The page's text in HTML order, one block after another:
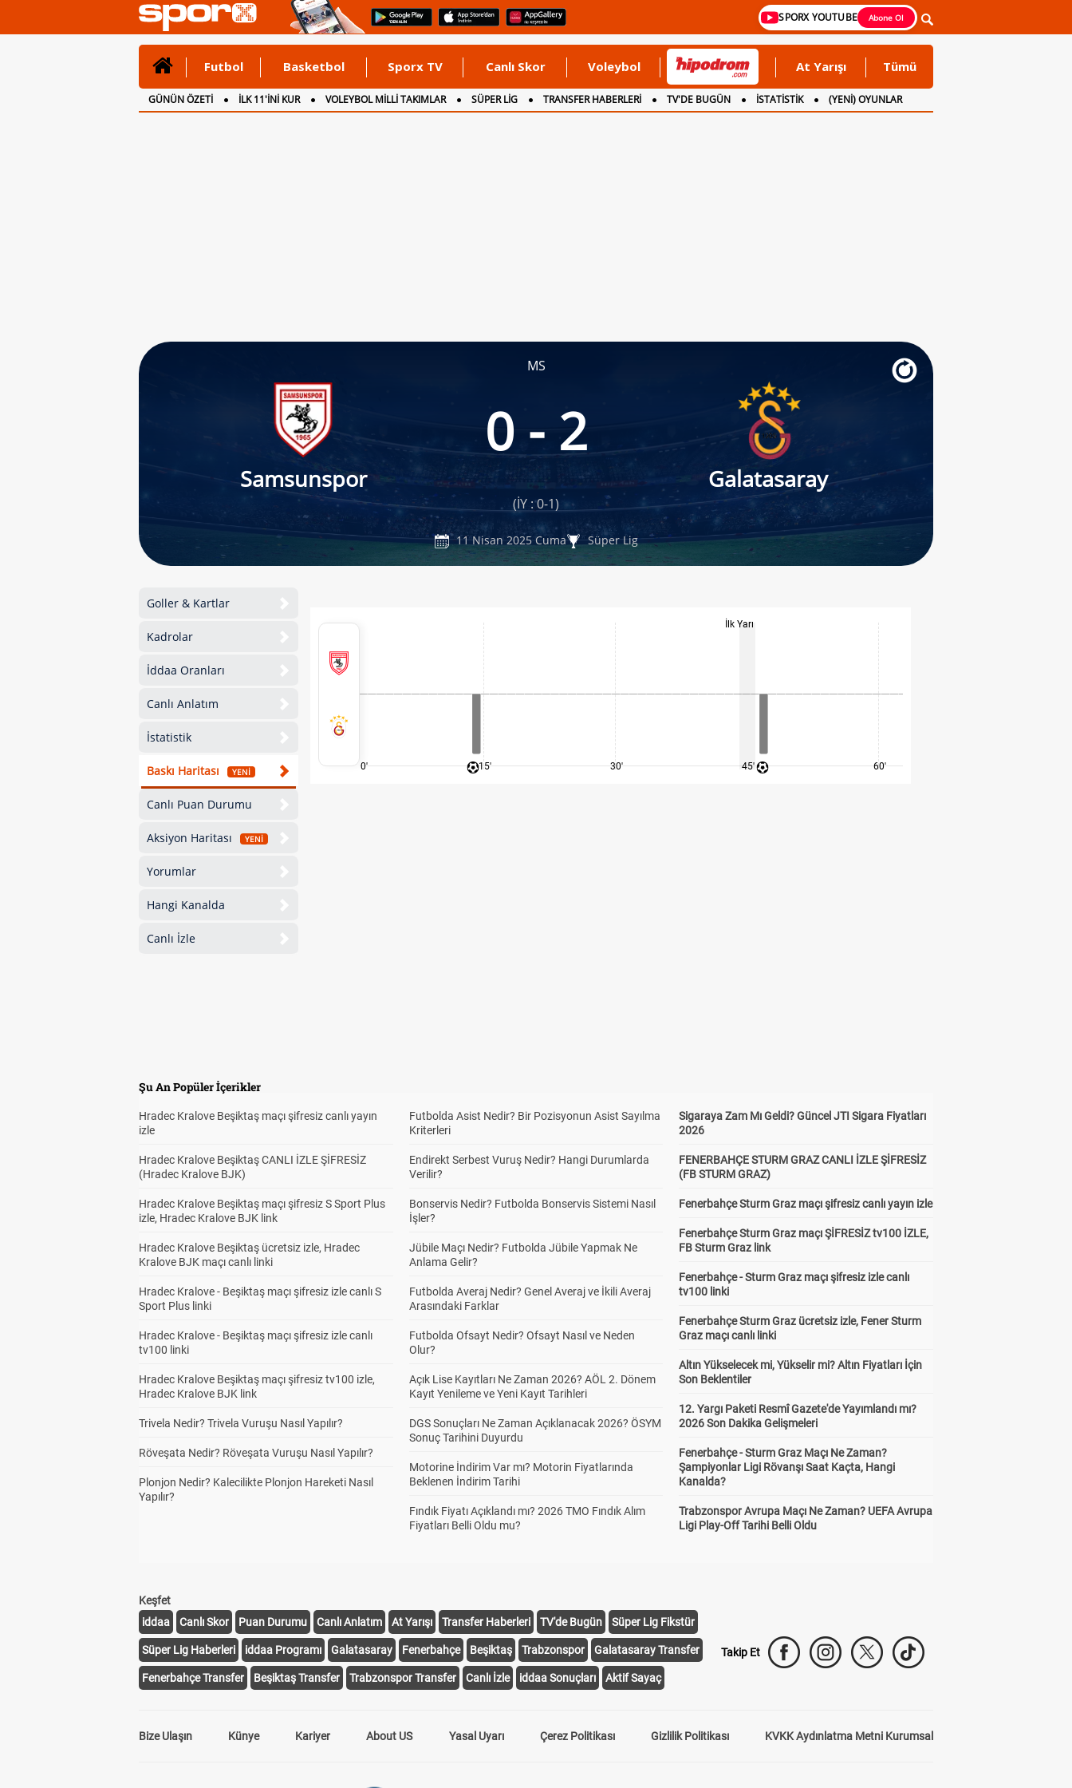
SPORX YOUTUBE Abone Ol
Futbol Basketbol Sporx TV Canlı Skor Voleybol At Yarışı Tümü
GÜNÜN ÖZETİ İLK 11'İNİ KUR VOLEYBOL MİLLİ TAKIMLAR SÜPER LİG TRANSFER HABERLERİ TV'DE BUGÜN İSTATİSTİK
(YENİ) OYUNLAR
CANLI ANLATIM
İNGİLTERE
MS
Samsunspor
0 - 2
Galatasaray
(İY : 0-1)
11 Nisan 2025 Cuma Süper Lig
Goller & Kartlar
Kadrolar
İddaa Oranları
Canlı Anlatım
İstatistik
Baskı Haritası YENİ
Canlı Puan Durumu
Aksiyon Haritası YENİ
Yorumlar
Hangi Kanalda
Canlı İzle
0' 15' 30'
İlk Yarı
45' 60'
Şu An Popüler İçerikler
Hradec Kralove Beşiktaş maçı şifresiz canlı yayın
izle
Hradec Kralove Beşiktaş CANLI İZLE ŞİFRESİZ
(Hradec Kralove BJK)
Hradec Kralove Beşiktaş maçı şifresiz S Sport Plus
izle, Hradec Kralove BJK link
Hradec Kralove Beşiktaş ücretsiz izle, Hradec
Kralove BJK maçı canlı linki
Hradec Kralove - Beşiktaş maçı şifresiz izle canlı S
Sport Plus linki
Hradec Kralove - Beşiktaş maçı şifresiz izle canlı
tv100 linki
Hradec Kralove Beşiktaş maçı şifresiz tv100 izle,
Hradec Kralove BJK link
Trivela Nedir? Trivela Vuruşu Nasıl Yapılır?
Röveşata Nedir? Röveşata Vuruşu Nasıl Yapılır?
Plonjon Nedir? Kalecilikte Plonjon Hareketi Nasıl
Yapılır?
Futbolda Asist Nedir? Bir Pozisyonun Asist Sayılma
Kriterleri
Endirekt Serbest Vuruş Nedir? Hangi Durumlarda
Verilir?
Bonservis Nedir? Futbolda Bonservis Sistemi Nasıl
İşler?
Jübile Maçı Nedir? Futbolda Jübile Yapmak Ne
Anlama Gelir?
Futbolda Averaj Nedir? Genel Averaj ve İkili Averaj
Arasındaki Farklar
Futbolda Ofsayt Nedir? Ofsayt Nasıl ve Neden
Olur?
Açık Lise Kayıtları Ne Zaman 2026? AÖL 2. Dönem
Kayıt Yenileme ve Yeni Kayıt Tarihleri
DGS Sonuçları Ne Zaman Açıklanacak 2026? ÖSYM
Sonuç Tarihini Duyurdu
Motorine İndirim Var mı? Motorin Fiyatlarında
Beklenen İndirim Tarihi
Fındık Fiyatı Açıklandı mı? 2026 TMO Fındık Alım
Fiyatları Belli Oldu mu?
Sigaraya Zam Mı Geldi? Güncel JTI Sigara Fiyatları
2026
FENERBAHÇE STURM GRAZ CANLI İZLE ŞİFRESİZ
(FB STURM GRAZ)
Fenerbahçe Sturm Graz maçı şifresiz canlı yayın izle
Fenerbahçe Sturm Graz maçı ŞİFRESİZ tv100 İZLE,
FB Sturm Graz link
Fenerbahçe - Sturm Graz maçı şifresiz izle canlı
tv100 linki
Fenerbahçe Sturm Graz ücretsiz izle, Fener Sturm
Graz maçı canlı linki
Altın Yükselecek mi, Yükselir mi? Altın Fiyatları İçin
Son Beklentiler
12. Yargı Paketi Resmî Gazete'de Yayımlandı mı?
2026 Son Dakika Gelişmeleri
Fenerbahçe - Sturm Graz Maçı Ne Zaman?
Şampiyonlar Ligi Rövanşı Saat Kaçta, Hangi
Kanalda?
Trabzonspor Avrupa Maçı Ne Zaman? UEFA Avrupa
Ligi Play-Off Tarihi Belli Oldu
Keşfet
iddaa
Canlı Skor Puan Durumu Canlı Anlatım At Yarışı Transfer Haberleri TV'de Bugün Süper Lig Fikstür
Süper Lig Haberleri iddaa Programı Galatasaray Fenerbahçe Beşiktaş Trabzonspor Galatasaray Transfer
Fenerbahçe Transfer Beşiktaş Transfer Trabzonspor Transfer Canlı İzle iddaa Sonuçları Aktif Sayaç
Takip Et
Bize Ulaşın Künye Kariyer About US Yasal Uyarı Çerez Politikası Gizlilik Politikası KVKK Aydınlatma Metni Kurumsal